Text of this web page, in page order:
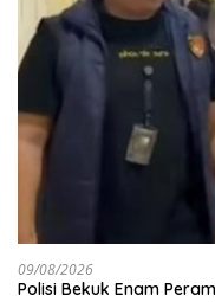
09/08/2026
Polisi Bekuk Enam